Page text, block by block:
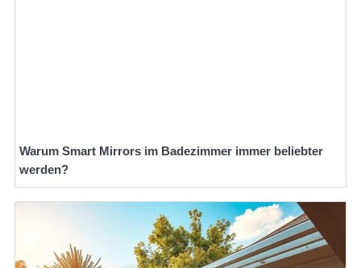
Warum Smart Mirrors im Badezimmer immer beliebter
werden?